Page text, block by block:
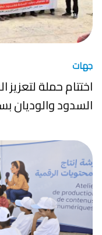
جهات
اختتام حملة
السدود والوديان